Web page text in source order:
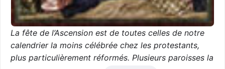
La fête de l’Ascension est de toutes celles de notre
calendrier la moins célébrée chez les protestants,
plus particulièrement réformés. Plusieurs paroisses la